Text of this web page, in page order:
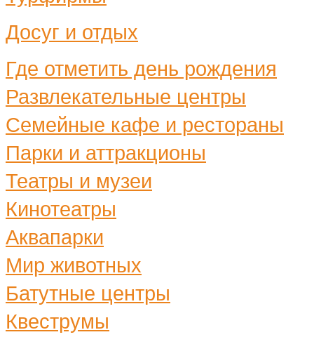
Досуг и отдых
Где отметить день рождения
Развлекательные центры
Семейные кафе и рестораны
Парки и аттракционы
Театры и музеи
Кинотеатры
Аквапарки
Мир животных
Батутные центры
Квеструмы